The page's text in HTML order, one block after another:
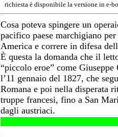
richiesta è disponibile la versione in e-
Cosa poteva spingere un
pacifico paese marchigiano
America e correre in difesa
È questa la domanda che il
“piccolo eroe” come
l’11 gennaio del 1827, che
Romana e poi nella disperata
truppe francesi, fino a San
dagli austriaci.